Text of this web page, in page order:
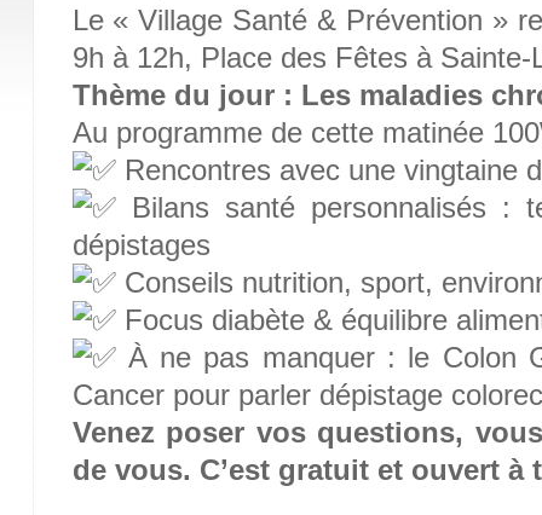
Le « Village Santé & Prévention »
9h à 12h, Place des Fêtes à Sainte-
Thème du jour : Les maladies
Au programme de cette matinée
Rencontres avec une vingtaine
Bilans santé personnalisés :
dépistages
Conseils nutrition, sport,
Focus diabète & équilibre
À ne pas manquer : le Colon
Cancer pour parler dépistage
Venez poser vos questions,
de vous. C’est gratuit et ouvert à